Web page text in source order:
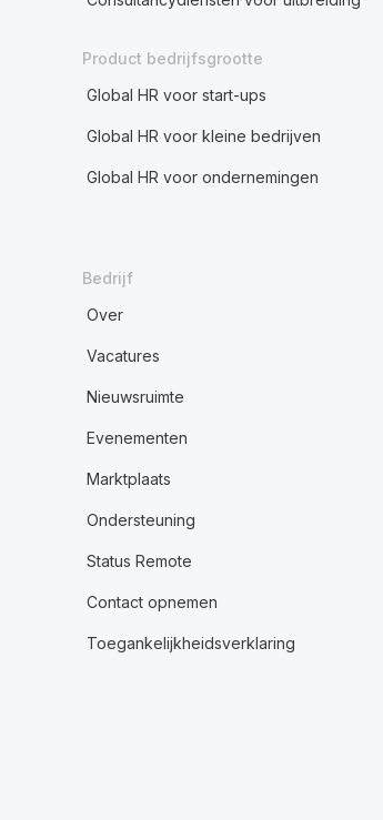
Product bedrijfsgrootte
Global HR voor start-ups
Global HR voor kleine bedrijven
Global HR voor ondernemingen
Bedrijf
Over
Vacatures
Nieuwsruimte
Evenementen
Marktplaats
Ondersteuning
Status Remote
Contact opnemen
Toegankelijkheidsverklaring